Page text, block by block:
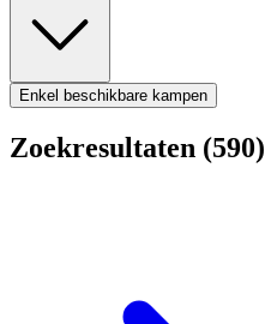
Enkel beschikbare kampen
Zoekresultaten (590)